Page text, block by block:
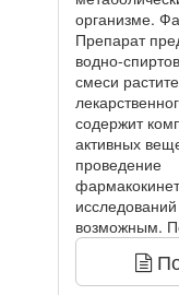
организме.
Препарат
водно-
смеси
содержит
активных
проведение
возможным.